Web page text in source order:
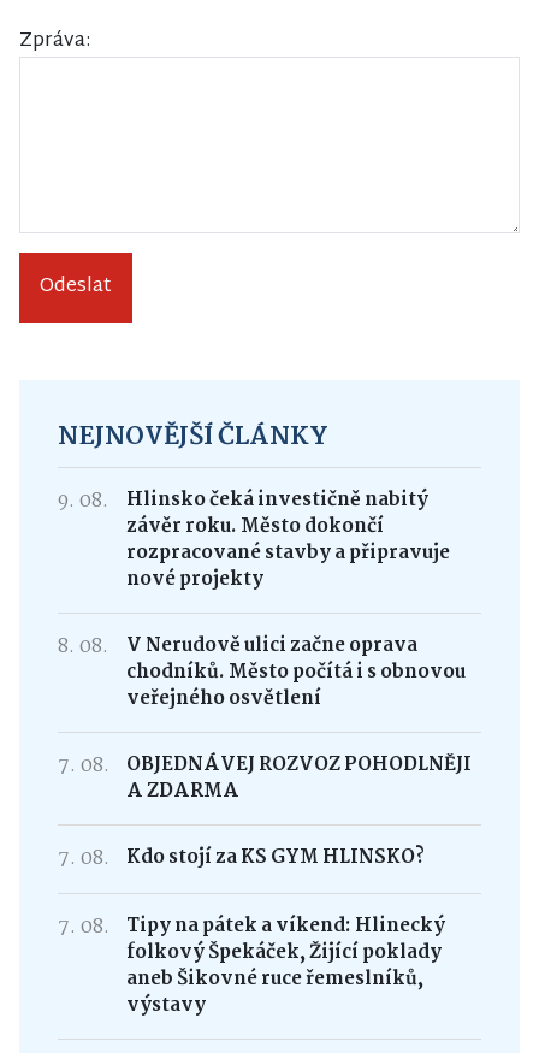
Zpráva:
Odeslat
NEJNOVĚJŠÍ ČLÁNKY
9. 08.
Hlinsko čeká investičně nabitý
závěr roku. Město dokončí
rozpracované stavby a připravuje
nové projekty
8. 08.
V Nerudově ulici začne oprava
chodníků. Město počítá i s obnovou
veřejného osvětlení
7. 08.
OBJEDNÁVEJ ROZVOZ POHODLNĚJI
A ZDARMA
7. 08. Kdo stojí za KS GYM HLINSKO?
7. 08.
Tipy na pátek a víkend: Hlinecký
folkový Špekáček, Žijící poklady
aneb Šikovné ruce řemeslníků,
výstavy